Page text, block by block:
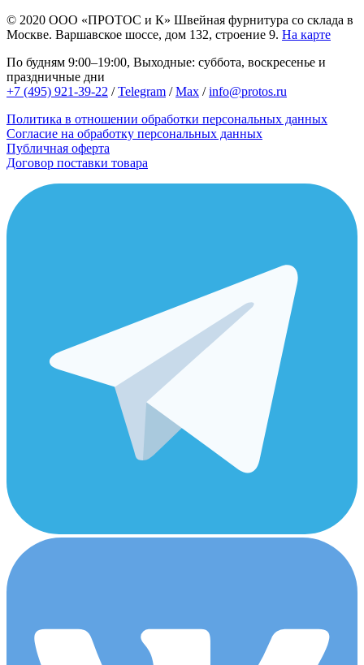
© 2020 ООО «ПРОТОС и К» Швейная фурнитура со склада в
Москве. Варшавское шоссе, дом 132, строение 9. На карте
По будням 9:00–19:00, Выходные: суббота, воскресенье и
праздничные дни
+7 (495) 921-39-22 /Telegram /Max /info@protos.ru
Политика в отношении обработки персональных данных
Согласие на обработку персональных данных
Публичная оферта
Договор поставки товара